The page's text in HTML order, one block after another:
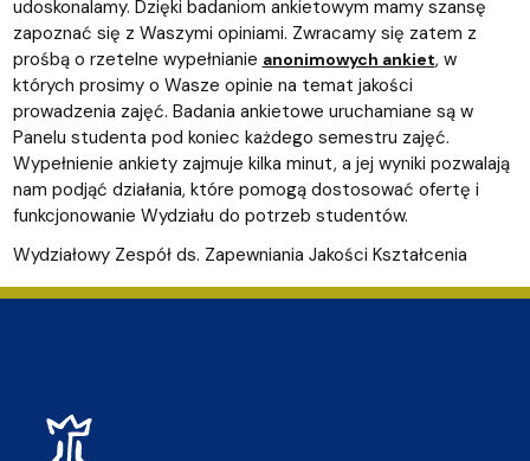
udoskonalamy. Dzięki badaniom ankietowym mamy szansę
zapoznać się z Waszymi opiniami. Zwracamy się zatem z
prośbą o rzetelne wypełnianie anonimowych ankiet, w
których prosimy o Wasze opinie na temat jakości
prowadzenia zajęć. Badania ankietowe uruchamiane są w
Panelu studenta pod koniec każdego semestru zajęć.
Wypełnienie ankiety zajmuje kilka minut, a jej wyniki pozwalają
nam podjąć działania, które pomogą dostosować ofertę i
funkcjonowanie Wydziału do potrzeb studentów.
Wydziałowy Zespół ds. Zapewniania Jakości Kształcenia